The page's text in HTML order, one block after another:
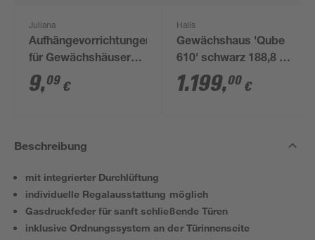
Juliana
Aufhängevorrichtungen
für Gewächshäuser
schwarz 20 Stück
9,09 €
Halls
Gewächshaus 'Qube
610' schwarz 188,8 x
312,6 cm mit 3 mm
Sicherheitsglas
1.199,00 €
Beschreibung
mit integrierter Durchlüftung
individuelle Regalausstattung möglich
Gasdruckfeder für sanft schließende Türen
inklusive Ordnungssystem an der Türinnenseite